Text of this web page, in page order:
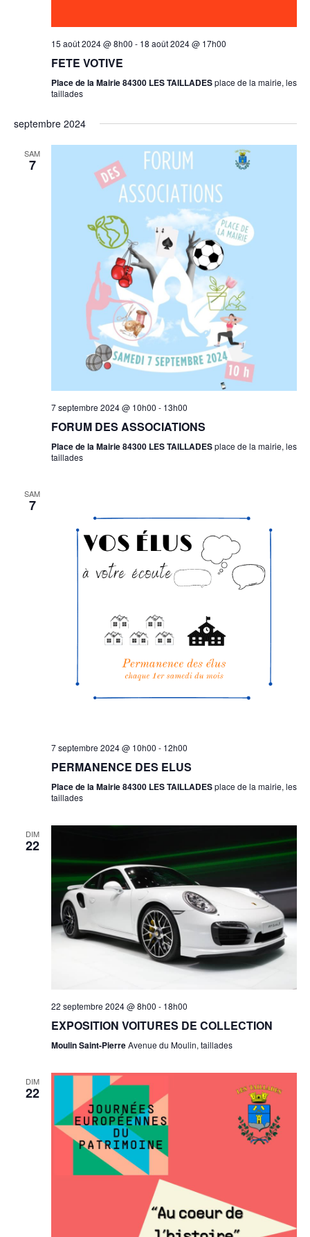
e
s
É
v
n
e
t
s
15 août 2024 @ 8h00 - 18 août 2024 @ 17h00
FETE VOTIVE
Place de la Mairie 84300 LES TAILLADESplace de la mairie, les
taillades
septembre 2024
SAM
7
7 septembre 2024 @ 10h00 - 13h00
FORUM DES ASSOCIATIONS
Place de la Mairie 84300 LES TAILLADESplace de la mairie, les
taillades
SAM
7
7 septembre 2024 @ 10h00 - 12h00
PERMANENCE DES ELUS
Place de la Mairie 84300 LES TAILLADESplace de la mairie, les
taillades
DIM
22
22 septembre 2024 @ 8h00 - 18h00
EXPOSITION VOITURES DE COLLECTION
Moulin Saint-PierreAvenue du Moulin, taillades
DIM
22